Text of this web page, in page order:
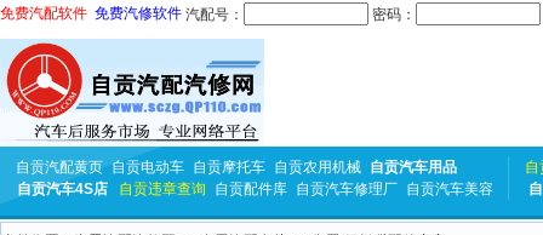
免费汽配软件 免费汽修软件 汽配号： 密码：
自贡汽配黄页 自贡电动车 自贡摩托车 自贡农用机械 自贡汽车用品
自贡汽车4S店
自贡违章查询 自贡配件库 自贡汽车修理厂 自贡汽车美容
自